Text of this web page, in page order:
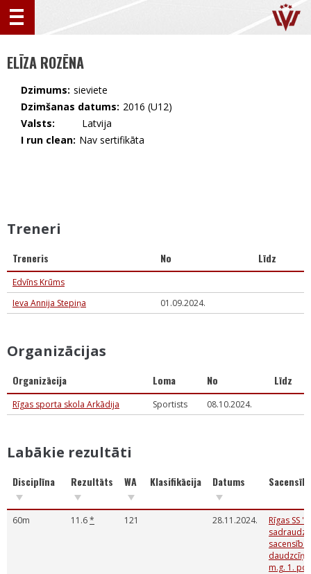
ELĪZA ROZĒNA
Dzimums: sieviete
Dzimšanas datums: 2016 (U12)
Valsts:
🇱🇻 Latvija
I run clean: Nav sertifikāta
Treneri
Treneris No Līdz
Edvīns Krūms
Ieva Annija Stepiņa
01.09.2024.
Organizācijas
Organizācija Loma No Līdz
Rīgas sporta skola Arkādija Sportists 08.10.2024.
Labākie rezultāti
Disciplīna Rezultāts WA Klasifikācija Datums
60m 11.6* 121 28.11.2024.
Rīgas SS
m.g. 1.